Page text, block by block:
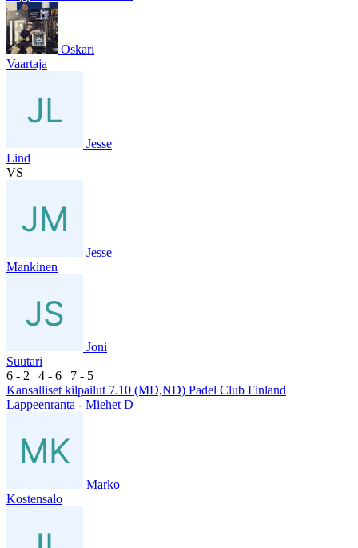
Oskari
Vaartaja
Jesse
Lind
VS
Jesse
Mankinen
Joni
Suutari
6 - 2 | 4 - 6 | 7 - 5
Kansalliset kilpailut 7.10 (MD,ND) Padel Club Finland
Lappeenranta - Miehet D
Marko
Kostensalo